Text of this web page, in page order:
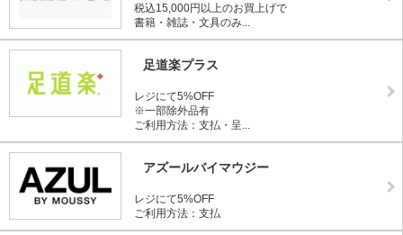
税込15,000円以上のお買上げで
書籍・雑誌・文具のみ...
足道楽プラス
レジにて5%OFF
※一部除外品有
ご利用方法：支払・呈...
アズールバイマウジー
レジにて5%OFF
ご利用方法：支払